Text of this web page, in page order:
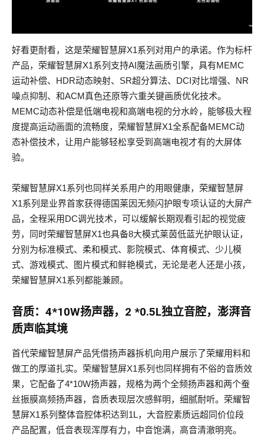
好看更耐看，这是荣耀智慧屏X1系列对用户的承诺。作为标杆
产品，荣耀智慧屏X1系列支持AI魔法画质引擎，具有MEMC
运动补偿、HDR动态映射、SR超分算法、DCI对比增强、NR
噪点抑制、和ACM真色还原等六重关键画质优化技术。
MEMC动态补偿是低端电视和高端电视的分水岭，能够极大程
度提高运动画面的流畅度，荣耀智慧屏X1全系配备MEMC动
态补偿技术，让用户能够轻松享受到高端电视才有的大屏体
验。
荣耀智慧屏X1系列也同样关系用户的用眼健康，荣耀智慧屏
X1系列是业界首家获得德国莱因无频闪护眼专项认证的大屏产
品，全程采用DC调光技术，可以缓解长期观看引起的视觉疲
劳，同时荣耀智慧屏X1也具备8大模式莱茵低蓝光护眼认证，
分别为标准模式、柔和模式、影院模式、体育模式、少儿模
式、游戏模式、图片模式和鲜艳模式，无论是老人还是小孩，
荣耀智慧屏X1系列都能兼顾。
音质：4*10W扬声器，2 *0.5L独立音腔，澎湃音
质声临其境
首代荣耀智慧屏产品凭借扬声器拆机向用户展示了荣耀用料和
做工的厚道扎实。荣耀智慧屏X1系列也同样拥有不俗的音质效
果，它配备了4*10W扬声器，规格为两个全频扬声器和两个蚕
丝振膜高频扬声器，音质表现层次感鲜明，细腻耐听。荣耀智
慧屏X1系列整体音腔体积达到1L，大音腔素质远超同价位段
产品配置，低音表现浑厚有力，中音饱满，高音清澈明亮。